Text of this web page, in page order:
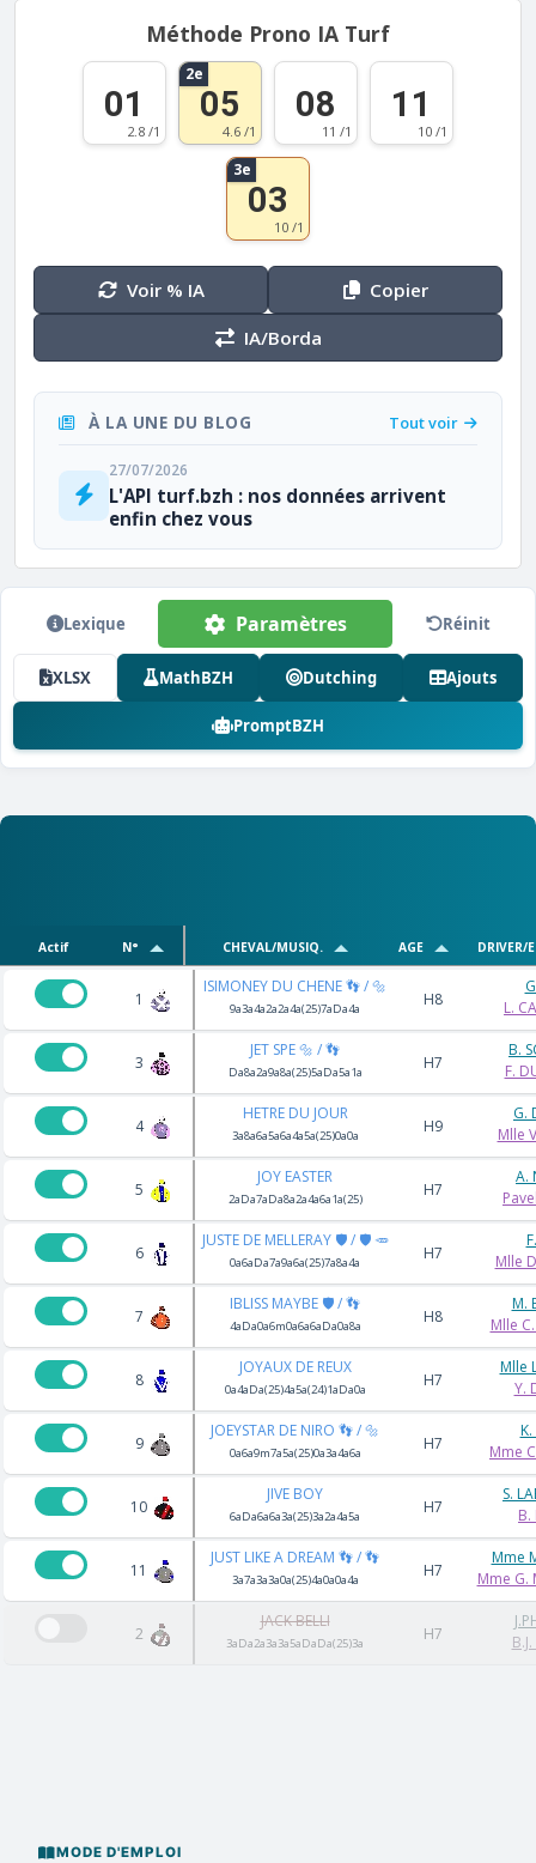
Méthode Prono IA Turf
01
2.8 /1
2e
05
4.6 /1
08
11 /1
11
10 /1
3e
03
10 /1
Voir % IA
Copier
IA/Borda
À LA UNE DU BLOG Tout voir
27/07/2026
L'API turf.bzh : nos données arrivent
enfin chez vous
Lexique Paramètres Réinit
XLSX MathBZH Dutching Ajouts
PromptBZH
Actif N° CHEVAL/MUSIQ. AGE DRIVER/
1
ISIMONEY DU CHENE 👣 / 🔩
9a3a4a2a2a4a(25)7aDa4a H8
L.
3
JET SPE 🔩 / 👣
Da8a2a9a8a(25)5aDa5a1a H7
B.
F.
4
HETRE DU JOUR
3a8a6a5a6a4a5a(25)0a0a H9
G.
Mlle
5
JOY EASTER
2aDa7aDa8a2a4a6a1a(25) H7
A.
6
JUSTE DE MELLERAY 🛡️ / 🛡️ 🥕
0a6aDa7a9a6a(25)7a8a4a H7
Mlle
7
IBLISS MAYBE 🛡️ / 👣
4aDa0a6m0a6a6aDa0a8a H8
M.
Mlle
8
JOYAUX DE REUX
0a4aDa(25)4a5a(24)1aDa0a H7
Mlle
Y.
9
JOEYSTAR DE NIRO 👣 / 🔩
0a6a9m7a5a(25)0a3a4a6a H7
Mme
10
JIVE BOY
6aDa6a6a3a(25)3a2a4a5a H7
S.
B.
11
JUST LIKE A DREAM 👣 / 👣
3a7a3a3a0a(25)4a0a0a4a H7
Mme
Mme G.
2
JACK BELLI
3aDa2a3a3a5aDaDa(25)3a H7
MODE D'EMPLOI